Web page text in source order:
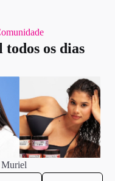
os dias
Muriel